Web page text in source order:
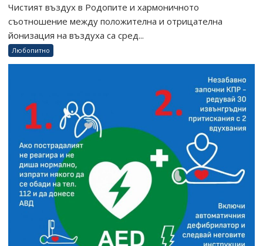
Чистият въздух в Родопите и хармоничното
съотношение между положителна и отрицателна
йонизация на въздуха са сред...
Любопитно